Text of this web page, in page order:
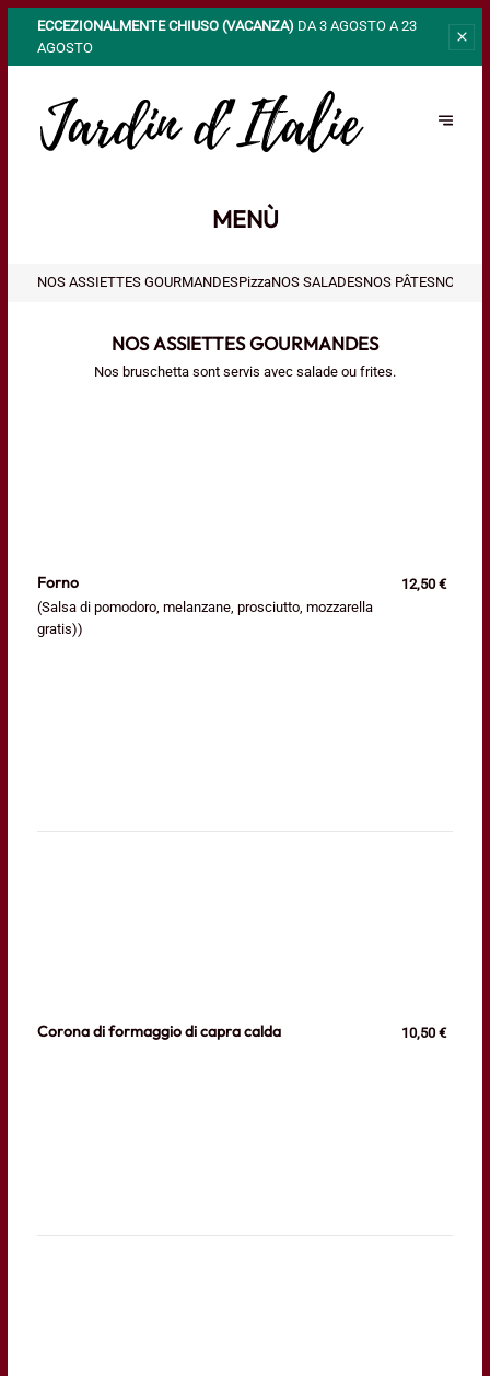
ECCEZIONALMENTE CHIUSO (VACANZA) DA 3 AGOSTO A 23
AGOSTO
MENÙ
NOS ASSIETTES GOURMANDESPizzaNOS SALADESNOS PÂTESNOS
NOS ASSIETTES GOURMANDES
Nos bruschetta sont servis avec salade ou frites.
Forno
(Salsa di pomodoro, melanzane, prosciutto, mozzarella
gratis))
12,50 €
Corona di formaggio di capra calda 10,50 €